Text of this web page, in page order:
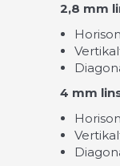
2,8 mm
4 mm